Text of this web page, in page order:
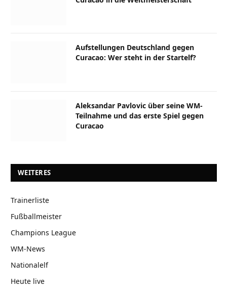
Aufstellungen Deutschland gegen
Curacao: Wer steht in der Startelf?
Aleksandar Pavlovic über seine WM-
Teilnahme und das erste Spiel gegen
Curacao
WEITERES
Trainerliste
Fußballmeister
Champions League
WM-News
Nationalelf
Heute live